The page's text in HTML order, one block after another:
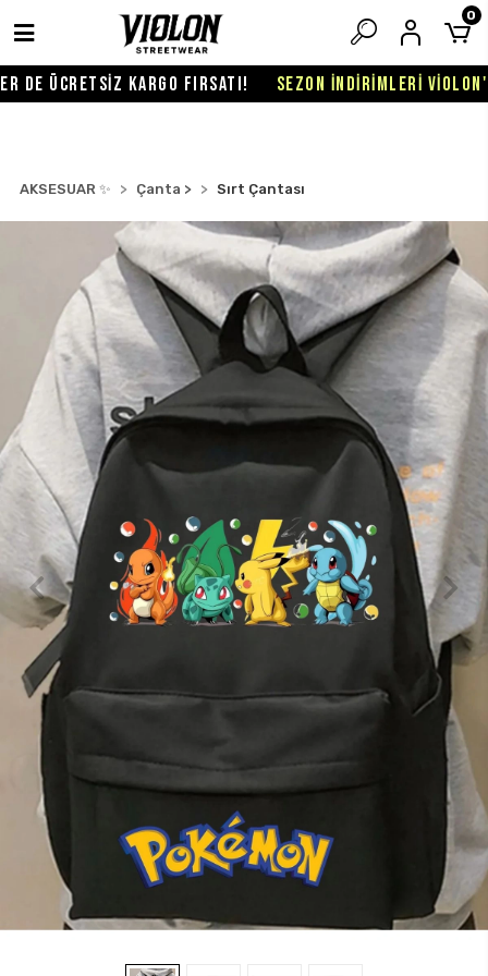
ÜCRETSİZ KARGO FIRSATI! SEZON İNDİRİMLERİ
0
AKSESUAR ✨ Çanta > Sırt Çantası